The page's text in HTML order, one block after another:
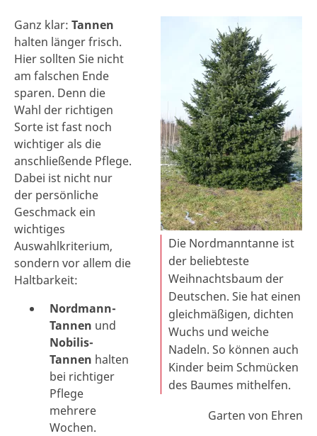
Die Nordmanntanne ist
der beliebteste
Weihnachtsbaum der
Deutschen. Sie hat einen
gleichmäßigen, dichten
Wuchs und weiche
Nadeln. So können auch
Kinder beim Schmücken
des Baumes mithelfen.
Garten von Ehren
Ganz klar: Tannen
halten länger frisch.
Hier sollten Sie nicht
am falschen Ende
sparen. Denn die
Wahl der richtigen
Sorte ist fast noch
wichtiger als die
anschließende Pflege.
Dabei ist nicht nur
der persönliche
Geschmack ein
wichtiges
Auswahlkriterium,
sondern vor allem die
Haltbarkeit:
Nordmann-
Tannen und
Nobilis-
Tannen halten
bei richtiger
Pflege
mehrere
Wochen.